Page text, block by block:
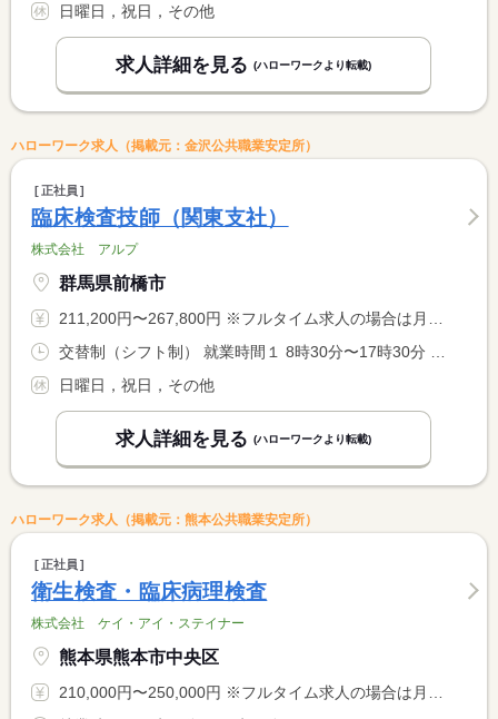
日曜日，祝日，その他
求人詳細を見る (ハローワークより転載)
ハローワーク求人（掲載元：金沢公共職業安定所）
正社員
臨床検査技師（関東支社）
株式会社 アルプ
群馬県前橋市
211,200円〜267,800円 ※フルタイム求人の場合は月額（換算額）、パート求人の場合は時間額を表示しています。
日曜日，祝日，その他
求人詳細を見る (ハローワークより転載)
ハローワーク求人（掲載元：熊本公共職業安定所）
正社員
衛生検査・臨床病理検査
株式会社 ケイ・アイ・ステイナー
熊本県熊本市中央区
210,000円〜250,000円 ※フルタイム求人の場合は月額（換算額）、パート求人の場合は時間額を表示しています。